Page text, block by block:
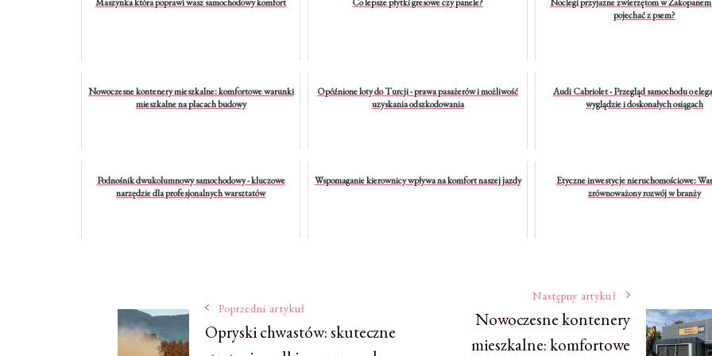
pojechać z psem?
Nowoczesne kontenery mieszkalne: komfortowe warunki
mieszkalne na placach budowy
Opóźnione loty do Turcji - prawa pasażerów i możliwość
uzyskania odszkodowania
Audi Cabriolet - Przegląd samochodu o
wyglądzie i doskonałych osiągach
Podnośnik dwukolumnowy samochodowy - kluczowe
narzędzie dla profesjonalnych warsztatów
Wspomaganie kierownicy wpływa na komfort naszej jazdy
Etyczne inwestycje nieruchomościowe:
zrównoważony rozwój w branży
NawigacjaPoprzedni artykuł
Opryski chwastów: skuteczne
Następny artykuł
Nowoczesne kontenery
mieszkalne: komfortowe